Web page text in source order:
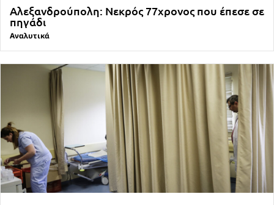
Αλεξανδρούπολη: Νεκρός 77χρονος που έπεσε σε
πηγάδι
Αναλυτικά